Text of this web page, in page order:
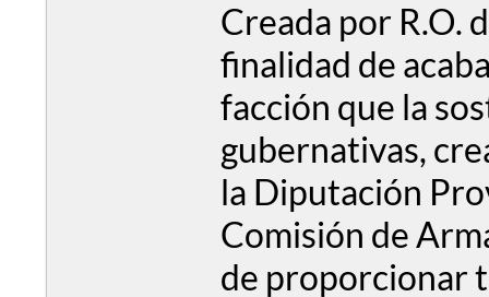
Creada por R.O.
finalidad de
facción que la
gubernativas,
la Diputación
Comisión de
de proporcionar